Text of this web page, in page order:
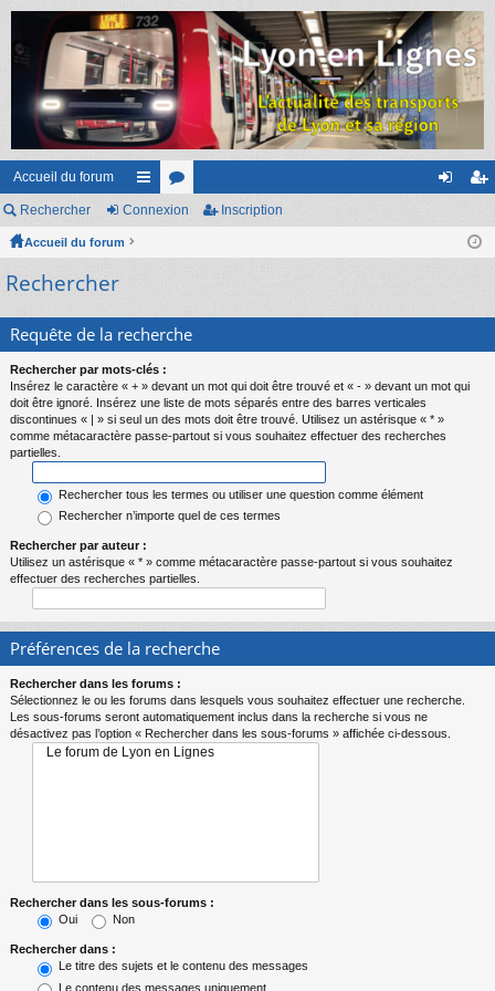
Accueil du forum
ac
s
or
cri
Rechercher Connexion Inscription
Accueil du forum
Rechercher
Requête de la recherche
Rechercher par mots-clés :
Insérez le caractère « + » devant un mot qui doit être trouvé et « - » devant un mot qui
doit être ignoré. Insérez une liste de mots séparés entre des barres verticales
discontinues « | » si seul un des mots doit être trouvé. Utilisez un astérisque « * »
comme métacaractère passe-partout si vous souhaitez effectuer des recherches
partielles.
Rechercher tous les termes ou utiliser une question comme élément
Rechercher n’importe quel de ces termes
Rechercher par auteur :
Utilisez un astérisque « * » comme métacaractère passe-partout si vous souhaitez
effectuer des recherches partielles.
Préférences de la recherche
Rechercher dans les forums :
Sélectionnez le ou les forums dans lesquels vous souhaitez effectuer une recherche.
Les sous-forums seront automatiquement inclus dans la recherche si vous ne
désactivez pas l’option « Rechercher dans les sous-forums » affichée ci-dessous.
Rechercher dans les sous-forums :
Oui
Non
Rechercher dans :
Le titre des sujets et le contenu des messages
Le contenu des messages uniquement